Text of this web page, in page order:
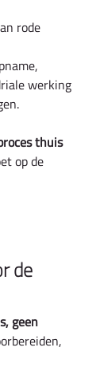
rode
werking
thuis
op de
de
geen